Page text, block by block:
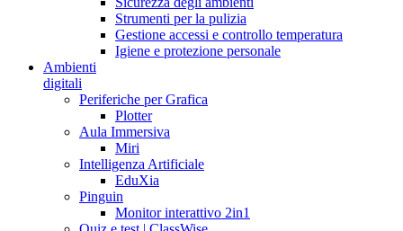
Strumenti per la pulizia
Gestione accessi e controllo temperatura
Igiene e protezione personale
Ambienti
digitali
Periferiche per Grafica
Plotter
Aula Immersiva
Miri
Intelligenza Artificiale
EduXia
Pinguin
Monitor interattivo 2in1